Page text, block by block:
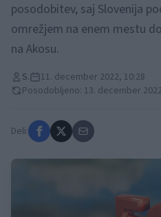
posodobitev, saj Slovenija
omrežjem na enem mestu
na Akosu.
S.
11. december 2022, 10:28
Posodobljeno: 13. december
Deli: